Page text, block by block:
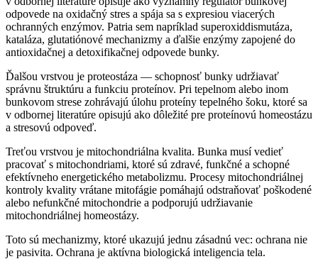
odpovede na oxidačný stres a spája sa s expresiou viacerých
ochranných enzýmov. Patria sem napríklad superoxiddismutáza,
kataláza, glutatiónové mechanizmy a ďalšie enzýmy zapojené do
antioxidačnej a detoxifikačnej odpovede bunky.
Ďalšou vrstvou je proteostáza — schopnosť bunky udržiavať
správnu štruktúru a funkciu proteínov. Pri tepelnom alebo inom
bunkovom strese zohrávajú úlohu proteíny tepelného šoku, ktoré sa
v odbornej literatúre opisujú ako dôležité pre proteínovú homeostázu
a stresovú odpoveď.
Treťou vrstvou je mitochondriálna kvalita. Bunka musí vedieť
pracovať s mitochondriami, ktoré sú zdravé, funkčné a schopné
efektívneho energetického metabolizmu. Procesy mitochondriálnej
kontroly kvality vrátane mitofágie pomáhajú odstraňovať poškodené
alebo nefunkčné mitochondrie a podporujú udržiavanie
mitochondriálnej homeostázy.
Toto sú mechanizmy, ktoré ukazujú jednu zásadnú vec: ochrana nie
je pasivita. Ochrana je aktívna biologická inteligencia tela.